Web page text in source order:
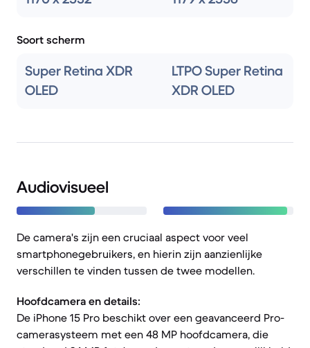
Soort scherm
Super Retina XDR
OLED
LTPO Super Retina
XDR OLED
Audiovisueel
De camera's zijn een cruciaal aspect voor veel
smartphonegebruikers, en hierin zijn aanzienlijke
verschillen te vinden tussen de twee modellen.
Hoofdcamera en details:
De iPhone 15 Pro beschikt over een geavanceerd Pro-
camerasysteem met een 48 MP hoofdcamera, die